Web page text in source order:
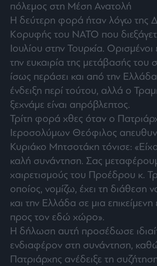
πόλεμος στη Μέση Ανατολή
Η δεύτερη φορά ήταν λόγω της
Κορυφής του ΝΑΤΟ που
Ιουλίου στην Τουρκία. Ορισμένοι
την ευκαιρία της μετάβασής του
ίσως περάσει και από την
ένδειξη περί τούτου, αλλά ο
ξεχνάμε είναι απρόβλεπτος.
Τρίτη φορά χθες όταν ο
Ιεροσολύμων Θεόφιλος
Κυριάκο Μητσοτάκη τόνισε:
καλή συνάντηση. Σας
χαιρετισμούς του Προέδρου κ.
οποίος, νομίζω, έχει τη διάθεση
και την Ελλάδα σε μια
προς τον εδώ χώρο».
Η δήλωση αυτή προσέδωσε
ενδιαφέρον στη συνάντηση,
Πατριάρχης ανέδειξε τη